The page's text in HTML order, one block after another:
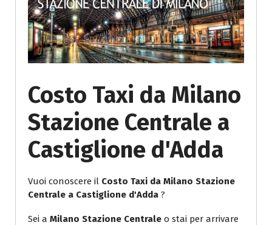
Costo Taxi da Milano
Stazione Centrale a
Castiglione d'Adda
Vuoi conoscere il Costo Taxi da Milano Stazione
Centrale a Castiglione d'Adda ?
Sei a Milano Stazione Centrale o stai per arrivare